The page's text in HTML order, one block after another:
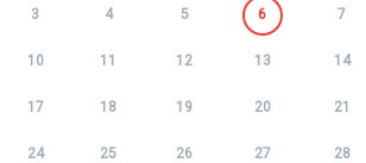
3 4 5 6 7
10 11 12 13 14
17 18 19 20 21
24 25 26 27 28